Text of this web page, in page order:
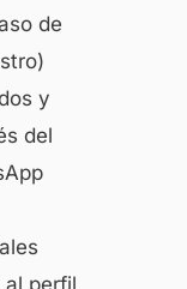
de
y
del
al perfil